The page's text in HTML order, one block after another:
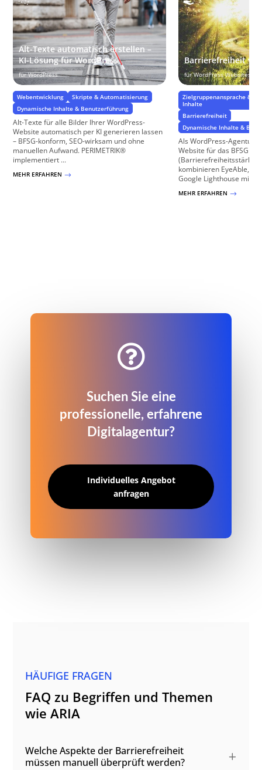
Alt-Texte automatisch erstellen –
KI-Lösung für WordPress
für WordPress
Webentwicklung
Skripte & Automatisierung
Dynamische Inhalte & Benutzerführung
Alt-Texte für alle Bilder Ihrer WordPress-
Website automatisch per KI generieren lassen
– BFSG-konform, SEO-wirksam und ohne
manuellen Aufwand. PERIMETRIK®
implementiert ...
MEHR ERFAHREN $
Barrierefreiheit
für WordPress Websites
Zielgruppenansprache &
Inhalte
Barrierefreiheit
Dynamische Inhalte &
Als WordPress-Agentur
Website für das BFSG
kombinieren EyeAble,
Google Lighthouse mit
MEHR ERFAHREN $

Suchen Sie eine
professionelle, erfahrene
Digitalagentur?
Individuelles Angebot
anfragen
HÄUFIGE FRAGEN
FAQ zu Begriffen und Themen
wie ARIA
Welche Aspekte der Barrierefreiheit
müssen manuell überprüft werden?